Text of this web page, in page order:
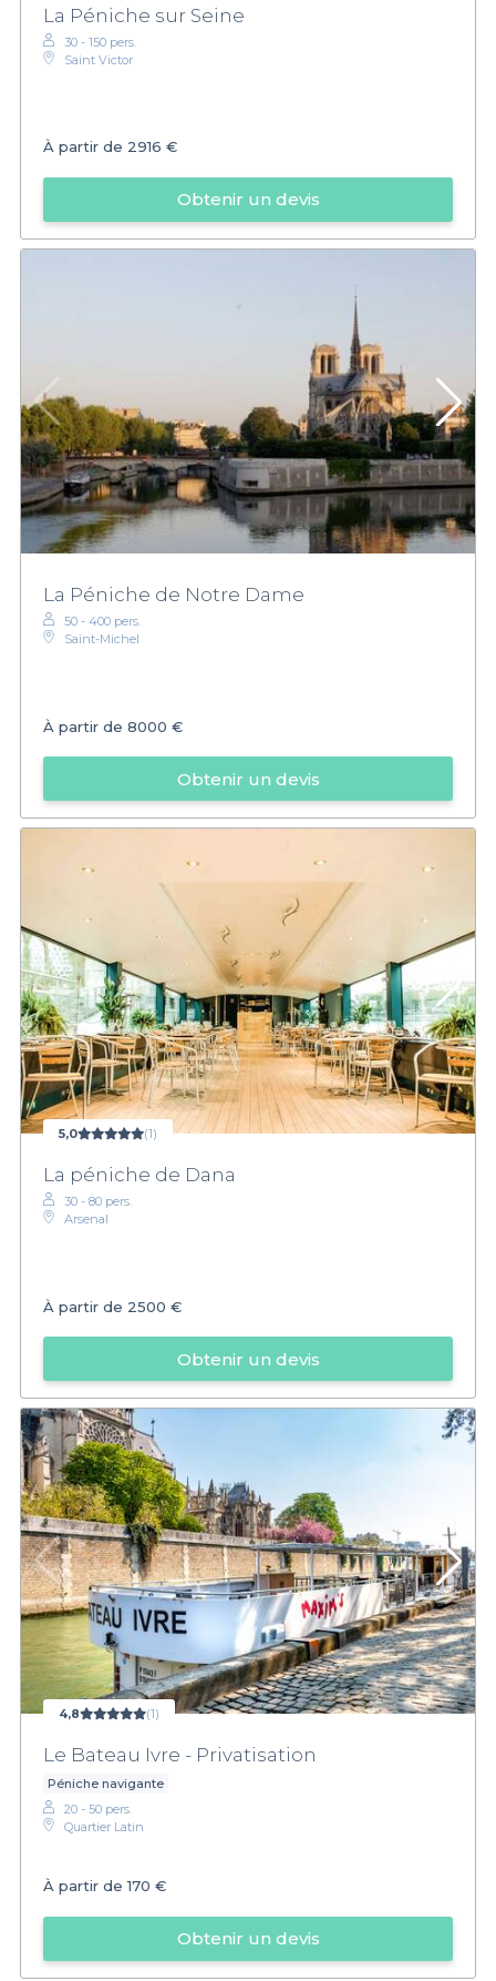
La Péniche sur Seine
30 - 150 pers.
Saint Victor
À partir de 2916 €
Obtenir un devis
La Péniche de Notre Dame
50 - 400 pers.
Saint-Michel
À partir de 8000 €
Obtenir un devis
5,0 (1)
La péniche de Dana
30 - 80 pers.
Arsenal
À partir de 2500 €
Obtenir un devis
4,8 (1)
Le Bateau Ivre - Privatisation
Péniche navigante
20 - 50 pers.
Quartier Latin
À partir de170 €
Obtenir un devis